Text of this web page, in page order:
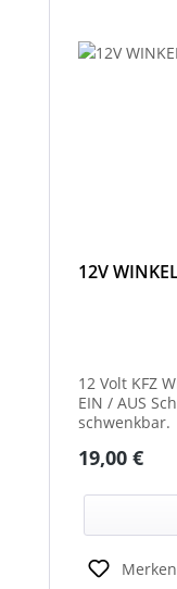
12V
12 Volt KFZ
EIN / AUS
schwenkbar.
Regulärer
19,00 €
Merken